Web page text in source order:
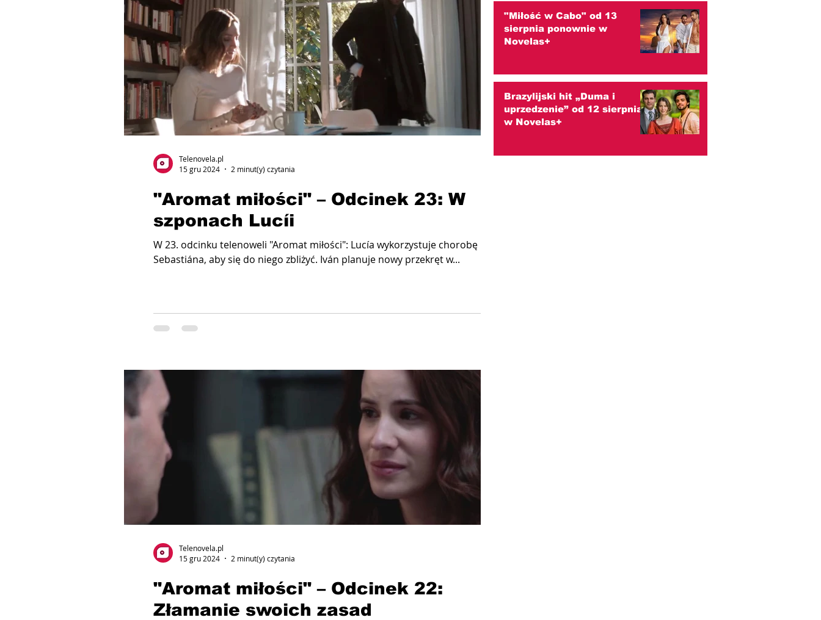
"Aromat miłości" – Odcinek 23: W
szponach Lucíi
W 23. odcinku telenoweli "Aromat miłości": Lucía wykorzystuje chorobę
Sebastiána, aby się do niego zbliżyć. Iván planuje nowy przekręt w...
Telenovela.pl
15 gru 2024
2 minut(y) czytania
"Aromat miłości" – Odcinek 22:
Złamanie swoich zasad
Telenovela.pl
15 gru 2024
2 minut(y) czytania
"Miłość w Cabo" od 13
sierpnia ponownie w
Novelas+
Brazylijski hit „Duma i
uprzedzenie” od 12 sierpnia
w Novelas+